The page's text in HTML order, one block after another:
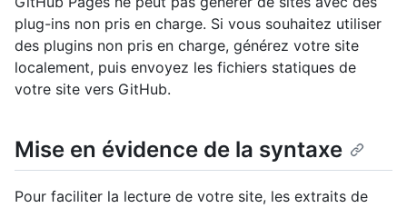
plug-ins non pris en charge. Si vous souhaitez utiliser
des plugins non pris en charge, générez votre site
localement, puis envoyez les fichiers statiques de
votre site vers GitHub.
Mise en évidence de la syntaxe
Pour faciliter la lecture de votre site, les extraits de